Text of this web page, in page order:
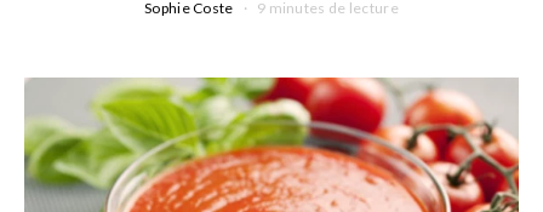
Sophie Coste 9 minutes de lecture